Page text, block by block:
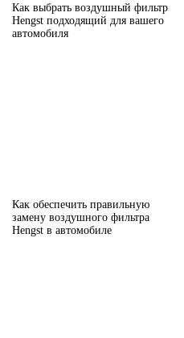
Как выбрать воздушный фильтр
Hengst подходящий для вашего
автомобиля
Как обеспечить правильную
замену воздушного фильтра
Hengst в автомобиле